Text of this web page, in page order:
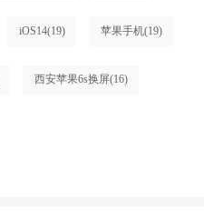
iOS14(19) 苹果手机(19)
西安苹果6s换屏(16)